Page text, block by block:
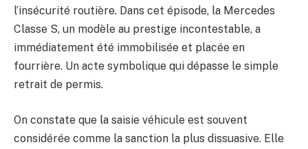
l’insécurité routière. Dans cet épisode, la Mercedes
Classe S, un modèle au prestige incontestable, a
immédiatement été immobilisée et placée en
fourrière. Un acte symbolique qui dépasse le simple
retrait de permis.
On constate que la saisie véhicule est souvent
considérée comme la sanction la plus dissuasive. Elle